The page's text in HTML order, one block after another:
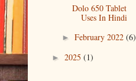
Dolo 650 Tablet
Uses In Hindi
► February 2022 (6)
► 2025 (1)